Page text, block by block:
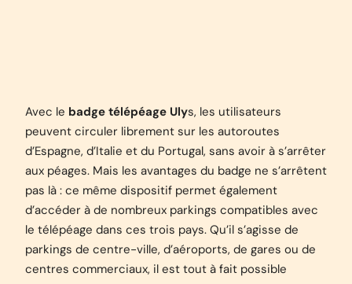
Avec le badge télépéage Ulys, les utilisateurs
peuvent circuler librement sur les autoroutes
d’Espagne, d’Italie et du Portugal, sans avoir à s’arrêter
aux péages. Mais les avantages du badge ne s’arrêtent
pas là : ce même dispositif permet également
d’accéder à de nombreux parkings compatibles avec
le télépéage dans ces trois pays. Qu’il s’agisse de
parkings de centre-ville, d’aéroports, de gares ou de
centres commerciaux, il est tout à fait possible